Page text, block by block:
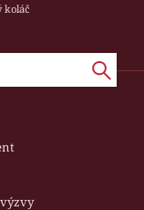
koláč